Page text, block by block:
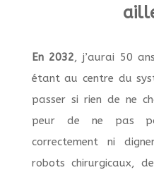
En 2032, j’aurai 50
étant au centre du
passer si rien de ne
peur de ne pas
correctement ni
robots chirurgicaux,